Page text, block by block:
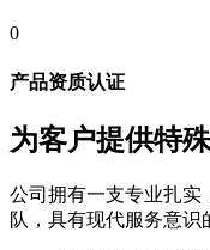
0
产品资质认证
为客户提供特
公司拥有一支专业扎实
队，具有现代服务意识